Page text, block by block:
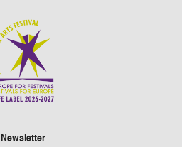
Newsletter